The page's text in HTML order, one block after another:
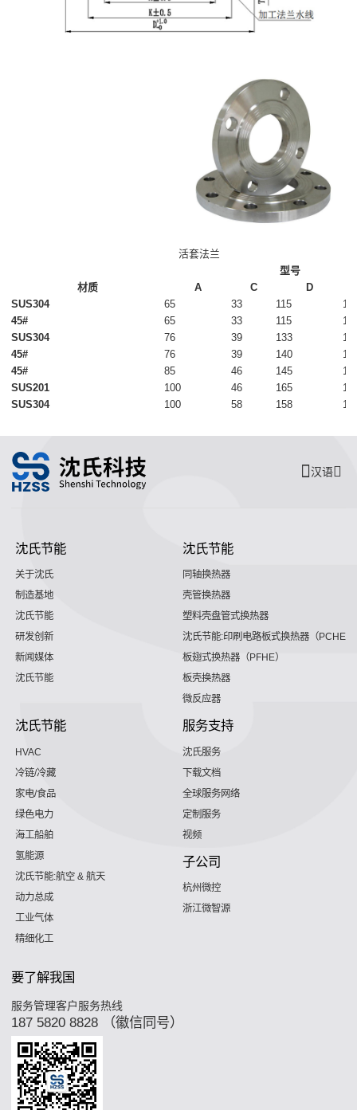
活套法兰
型号
材质
A C
D
SUS304
65 33 115
14
45#
65 33 115
14
SUS304
76 39 133
18
45#
76 39 140
18
45#
85 46 145
18
SUS201
100 46 165
18
SUS304
100 58 158 18
汉语
沈氏节能
关于沈氏
制造基地
沈氏节能
研发创新
新闻媒体
沈氏节能
沈氏节能
同轴换热器
壳管换热器
塑料壳盘管式换热器
沈氏节能:印刷电路板式换热器（PCHE）
板翅式换热器（PFHE）
板壳换热器
微反应器
沈氏节能
HVAC
冷链/冷藏
家电/食品
绿色电力
海工船舶
氢能源
沈氏节能:航空 & 航天
动力总成
工业气体
精细化工
服务支持
沈氏服务
下载文档
全球服务网络
定制服务
视频
子公司
杭州微控
浙江微智源
要了解我国
服务管理客户服务热线
187 5820 8828 （徽信同号）